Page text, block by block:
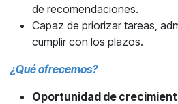
de recomendaciones.
Capaz de priorizar tareas,
cumplir con los plazos.
¿Qué ofrecemos?
Oportunidad de